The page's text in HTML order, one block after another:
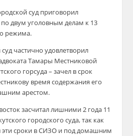
суд приговорил
двум уголовным делам к 13
режима.
частично удовлетворил
Тамары Местниковой
горсуда – зачел в срок
время содержания его
арестом.
засчитал лишними 2 года 11
городского суда, так как
эти сроки в СИЗО и под домашним